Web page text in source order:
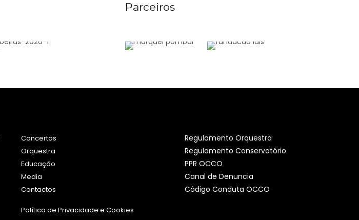
Parceiros
Concertos
Orquestra
Educação
Media
Contactos
Política de Privacidade e Cookies
Regulamento Orquestra
Regulamento Conservatório
PPR OCCO
Canal de Denuncia
Código Conduta OCCO